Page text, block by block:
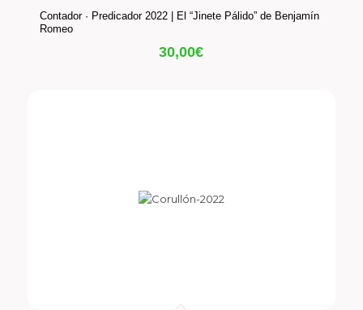
Contador · Predicador 2022 | El “Jinete Pálido” de Benjamín
Romeo
30,00€